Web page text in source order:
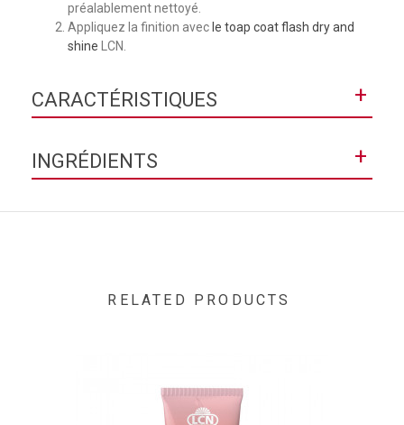
préalablement nettoyé.
Appliquez la finition avec le toap coat flash dry and
shine LCN.
CARACTÉRISTIQUES +
Collection
INGRÉDIENTS +
Butyral, CI 77891, Aluminum Hydroxide,
RELATED PRODUCTS